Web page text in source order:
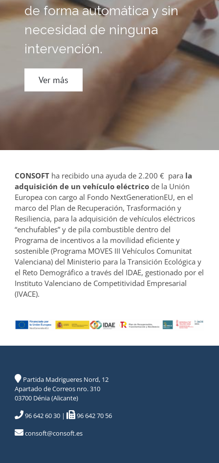
de forma automática y sin
necesidad de ninguna
intervención.
Ver más
CONSOFT ha recibido una ayuda de 2.200 € para la
adquisición de un vehículo eléctricode la Unión
Europea con cargo al Fondo NextGenerationEU, en el
marco del Plan de Recuperación, Trasformación y
Resiliencia, para la adquisición de vehículos eléctricos
“enchufables” y de pila combustible dentro del
Programa de incentivos a la movilidad eficiente y
sostenible (Programa MOVES III Vehículos Comunitat
Valenciana) del Ministerio para la Transición Ecológica y
el Reto Demográfico a través del IDAE, gestionado por el
Instituto Valenciano de Competitividad Empresarial
(IVACE).
Partida Madrigueres Nord, 12
Apartado de Correos nro. 310
03700 Dénia (Alicante)
96 642 60 30 |
96 642 70 56
consoft@consoft.es